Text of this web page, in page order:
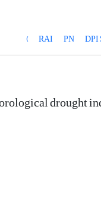
PN DPI
drought